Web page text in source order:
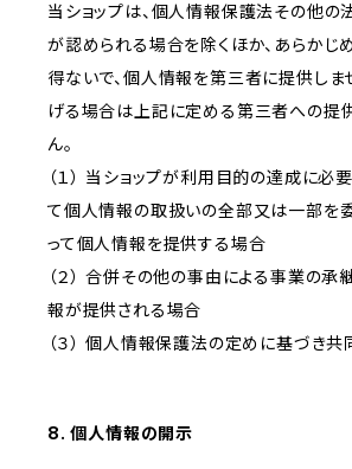
当ショップは、個人情報保護法その他の
が認められる場合を除くほか、あらかじ
得ないで、個人情報を第三者に提供しま
げる場合は上記に定める第三者への提
ん。
（１） 当ショップが利用目的の達成に必
て個人情報の取扱いの全部又は一部を
って個人情報を提供する場合
（２） 合併その他の事由による事業の承
報が提供される場合
（３） 個人情報保護法の定めに基づき
8. 個人情報の開示